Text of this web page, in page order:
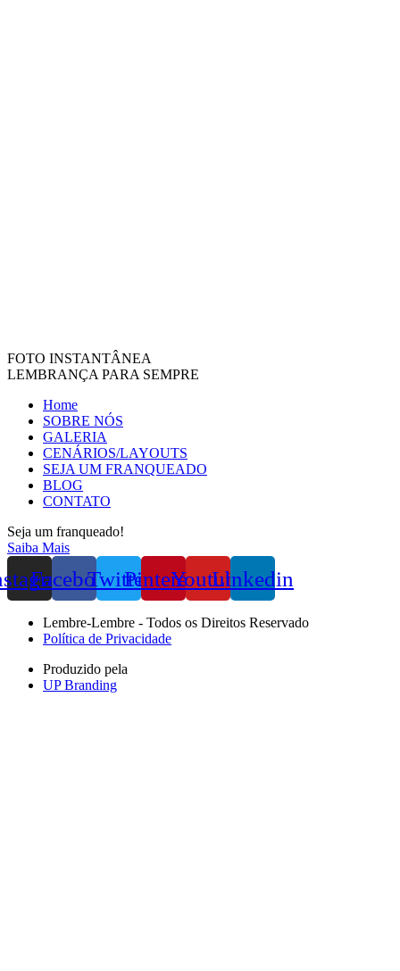
FOTO INSTANTÂNEA
LEMBRANÇA PARA SEMPRE
Home
SOBRE NÓS
GALERIA
CENÁRIOS/LAYOUTS
SEJA UM FRANQUEADO
BLOG
CONTATO
Seja um franqueado!
Saiba Mais
FacebookTwitterPinterestYoutubeLinkedin
Lembre-Lembre - Todos os Direitos Reservado
Política de Privacidade
Produzido pela
UP Branding